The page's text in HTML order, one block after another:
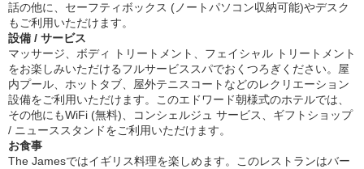
話の他に、セーフティボックス (ノートパソコン収納可能)やデスク
もご利用いただけます。
設備 / サービス
マッサージ、ボディ トリートメント、フェイシャル トリートメント
をお楽しみいただけるフルサービススパでおくつろぎください。屋
内プール、ホットタブ、屋外テニスコートなどのレクリエーション
設備をご利用いただけます。このエドワード朝様式のホテルでは、
その他にもWiFi (無料)、コンシェルジュ サービス、ギフトショップ
/ ニューススタンドをご利用いただけます。
お食事
The Jamesではイギリス料理を楽しめます。このレストランはバー